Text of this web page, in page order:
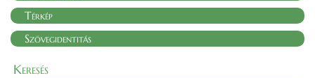
Térkép
Szövegidentitás
Keresés